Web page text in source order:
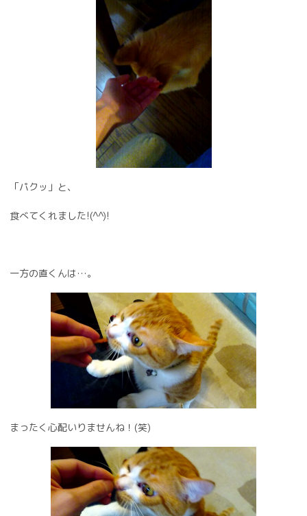
「パクッ」と、
食べてくれました!(^^)!
一方の直くんは…。
まったく心配いりませんね！(笑)